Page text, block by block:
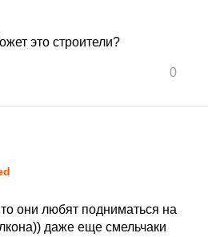
это строители?
0
они любят подниматься на
даже еще смельчаки